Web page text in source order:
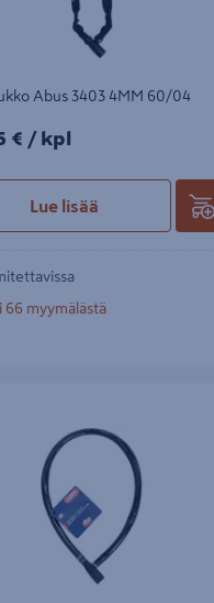
Abus 3403 4MM 60/04
kpl
€ / kpl
Lue lisää
66 myymälästä